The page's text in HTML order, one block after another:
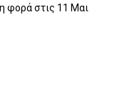
φορά στις 11 Μαι